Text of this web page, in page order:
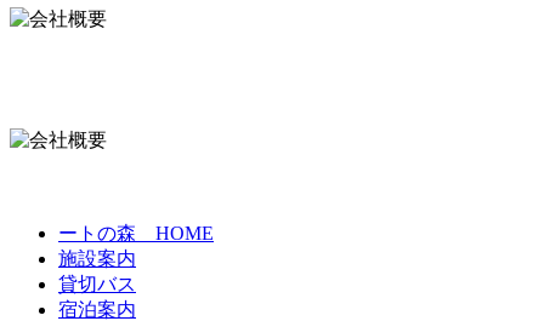
ートの森 HOME
施設案内
貸切バス
宿泊案内